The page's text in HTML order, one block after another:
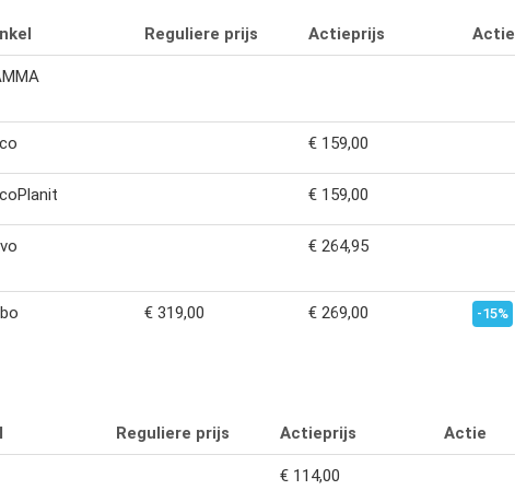
Reguliere prijs Actieprijs Actie
€ 159,00
€ 159,00
€ 264,95
€ 319,00 € 269,00 -15%
Reguliere prijs Actieprijs Actie
€ 114,00